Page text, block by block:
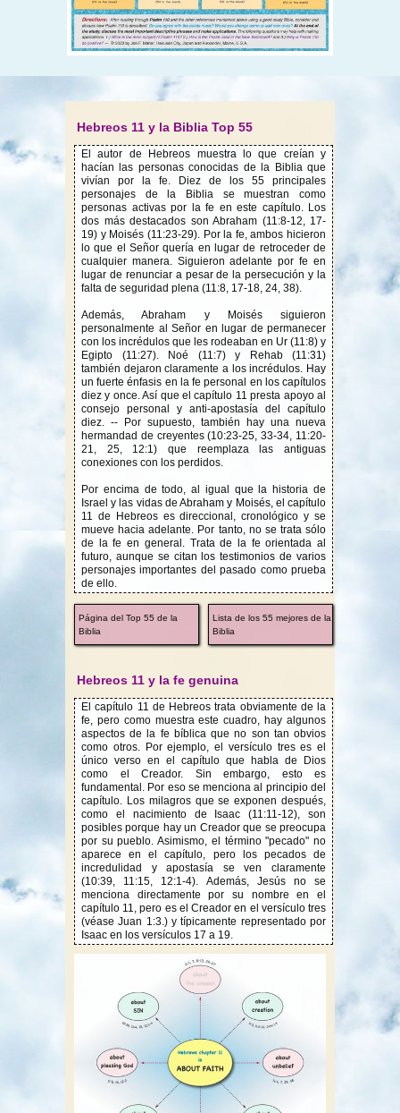
Hebreos 11 y la Biblia Top 55
El autor de Hebreos muestra lo que creían y
hacían las personas conocidas de la Biblia que
vivían por la fe. Diez de los 55 principales
personajes de la Biblia se muestran como
personas activas por la fe en este capítulo. Los
dos más destacados son Abraham (11:8-12, 17-
19) y Moisés (11:23-29). Por la fe, ambos hicieron
lo que el Señor quería en lugar de retroceder de
cualquier manera. Siguieron adelante por fe en
lugar de renunciar a pesar de la persecución y la
falta de seguridad plena (11:8, 17-18, 24, 38).
Además, Abraham y Moisés siguieron
personalmente al Señor en lugar de permanecer
con los incrédulos que les rodeaban en Ur (11:8) y
Egipto (11:27). Noé (11:7) y Rehab (11:31)
también dejaron claramente a los incrédulos. Hay
un fuerte énfasis en la fe personal en los capítulos
diez y once. Así que el capítulo 11 presta apoyo al
consejo personal y anti-apostasía del capítulo
diez. -- Por supuesto, también hay una nueva
hermandad de creyentes (10:23-25, 33-34, 11:20-
21, 25, 12:1) que reemplaza las antiguas
conexiones con los perdidos.
Por encima de todo, al igual que la historia de
Israel y las vidas de Abraham y Moisés, el capítulo
11 de Hebreos es direccional, cronológico y se
mueve hacia adelante. Por tanto, no se trata sólo
de la fe en general. Trata de la fe orientada al
futuro, aunque se citan los testimonios de varios
personajes importantes del pasado como prueba
de ello.
Página del Top 55 de la
Biblia
Lista de los 55 mejores de la
Biblia
Hebreos 11 y la fe genuina
El capítulo 11 de Hebreos trata obviamente de la
fe, pero como muestra este cuadro, hay algunos
aspectos de la fe bíblica que no son tan obvios
como otros. Por ejemplo, el versículo tres es el
único verso en el capítulo que habla de Dios
como el Creador. Sin embargo, esto es
fundamental. Por eso se menciona al principio del
capítulo. Los milagros que se exponen después,
como el nacimiento de Isaac (11:11-12), son
posibles porque hay un Creador que se preocupa
por su pueblo. Asimismo, el término "pecado" no
aparece en el capítulo, pero los pecados de
incredulidad y apostasía se ven claramente
(10:39, 11:15, 12:1-4). Además, Jesús no se
menciona directamente por su nombre en el
capítulo 11, pero es el Creador en el versículo tres
(véase Juan 1:3.) y típicamente representado por
Isaac en los versículos 17 a 19.